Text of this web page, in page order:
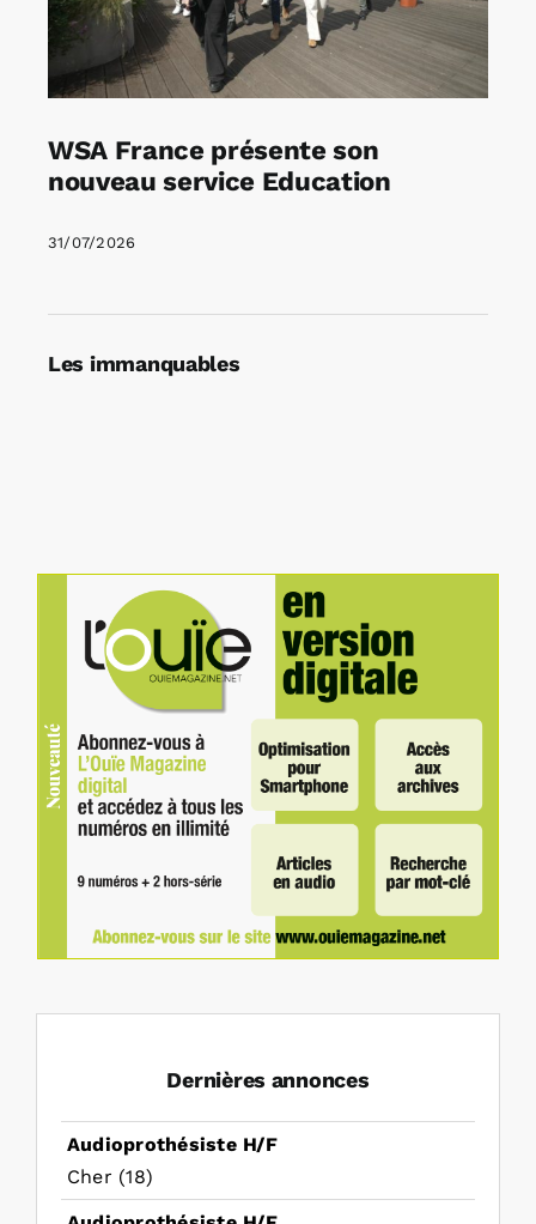
WSA France présente son
nouveau service Education
31/07/2026
Les immanquables
Dernières annonces
Audioprothésiste H/F
Cher (18)